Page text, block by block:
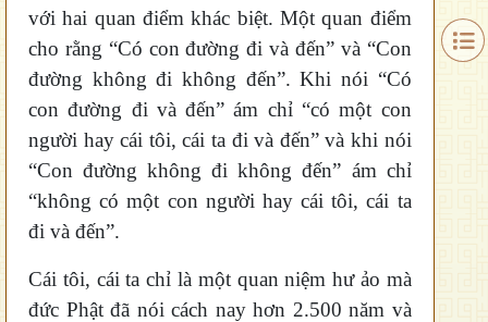
với hai quan điểm khác biệt. Một quan điểm
cho rằng “Có con đường đi và đến” và “Con
đường không đi không đến”. Khi nói “Có
con đường đi và đến” ám chỉ “có một con
người hay cái tôi, cái ta đi và đến” và khi nói
“Con đường không đi không đến” ám chỉ
“không có một con người hay cái tôi, cái ta
đi và đến”.
Cái tôi, cái ta chỉ là một quan niệm hư ảo mà
đức Phật đã nói cách nay hơn 2.500 năm và